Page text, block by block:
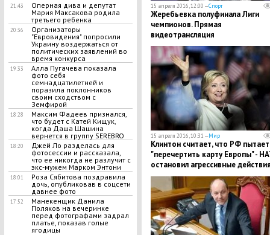
21:43
Оперная дива и депутат
Мария Максакова родила
третьего ребенка
20:36
Организаторы
"Евровидения" попросили
Украину воздержаться от
политических заявлений во
время конкурса
19:33
Алла Пугачева показала
фото себя
семнадцатилетней и
поразила поклонников
своим сходством с
Земфирой
18:28
Максим Фадеев признался,
что будет с Катей Кищук,
когда Даша Шашина
вернется в группу SEREBRO
18:20
Джей Ло разделась для
фотосессии и рассказала,
что ее никогда не разлучит с
экс-мужем Марком Энтони
18:01
Роза Сябитова поздравила
дочь, опубликовав в соцсети
давнее фото
17:52
Манекенщик Данила
Поляков на вечеринке
перед фотографами задрал
платье, показав голые
ягодицы
15 апреля 2016, 12:00 —Спорт
Жеребьевка полуфинала Лиги
чемпионов. Прямая
видеотрансляция
15 апреля 2016, 10:31 —Мир
Клинтон считает, что РФ
"перечертить карту Европы" -
остановил агрессивные
России